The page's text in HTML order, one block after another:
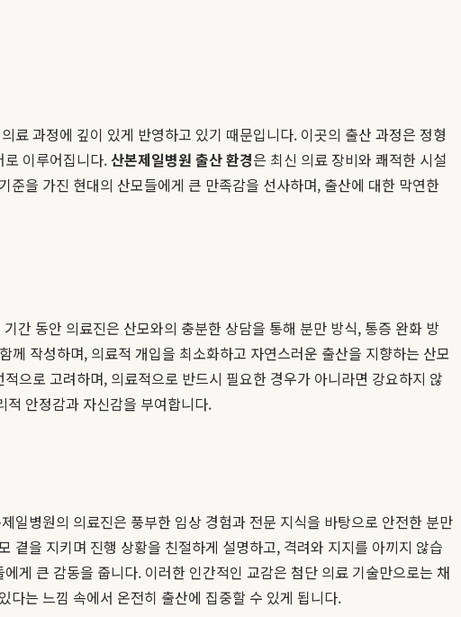
과정에 깊이 있게 반영하고 있기 때문입니다. 이곳의 출산 과정은 정형
이루어집니다. 산본제일병원 출산 환경은 최신 의료 장비와 쾌적한 시설
을 가진 현대의 산모들에게 큰 만족감을 선사하며, 출산에 대한 막연한
간 동안 의료진은 산모와의 충분한 상담을 통해 분만 방식, 통증 완화 방
작성하며, 의료적 개입을 최소화하고 자연스러운 출산을 지향하는 산모
으로 고려하며, 의료적으로 반드시 필요한 경우가 아니라면 강요하지 않
안정감과 자신감을 부여합니다.
일병원의 의료진은 풍부한 임상 경험과 전문 지식을 바탕으로 안전한 분만
곁을 지키며 진행 상황을 친절하게 설명하고, 격려와 지지를 아끼지 않습
게 큰 감동을 줍니다. 이러한 인간적인 교감은 첨단 의료 기술만으로는 채
다는 느낌 속에서 온전히 출산에 집중할 수 있게 됩니다.